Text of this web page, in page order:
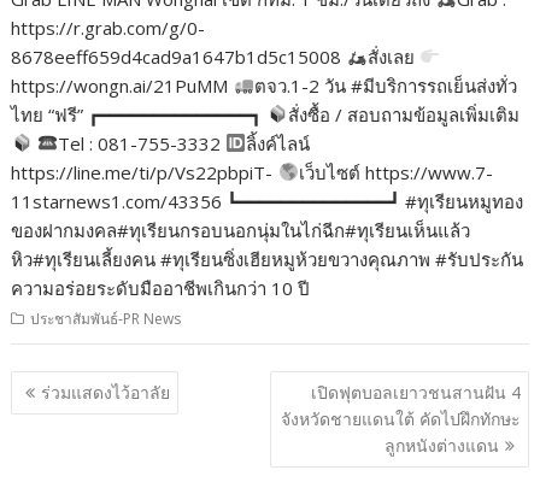
https://r.grab.com/g/0-
8678eeff659d4cad9a1647b1d5c15008
สั่งเลย
https://wongn.ai/21PuMM
ตจว.1-2 วัน #มีบริการรถเย็นส่งทั่ว
ไทย “ฟรี” ┏━━━━━━━━━━━━━━┓
สั่งซื้อ / สอบถามข้อมูลเพิ่มเติม
Tel : 081-755-3332
ลิ้งค์ไลน์
https://line.me/ti/p/Vs22pbpiT-
เว็บไซต์ https://www.7-
11starnews1.com/43356 ┗━━━━━━━━━━━━━━┛ #ทุเรียนหมูทอง
ของฝากมงคล#ทุเรียนกรอบนอกนุ่มในไก่ฉีก#ทุเรียนเห็นแล้ว
หิว#ทุเรียนเลี้ยงคน #ทุเรียนซิ่งเฮียหมูห้วยขวางคุณภาพ #รับประกัน
ความอร่อยระดับมืออาชีพเกินกว่า 10 ปี
ประชาสัมพันธ์-PR News
แนะแนว
เรื่อง
ร่วมแสดงไว้อาลัย
เปิดฟุตบอลเยาวชนสานฝัน 4
จังหวัดชายแดนใต้ คัดไปฝึกทักษะ
ลูกหนังต่างแดน